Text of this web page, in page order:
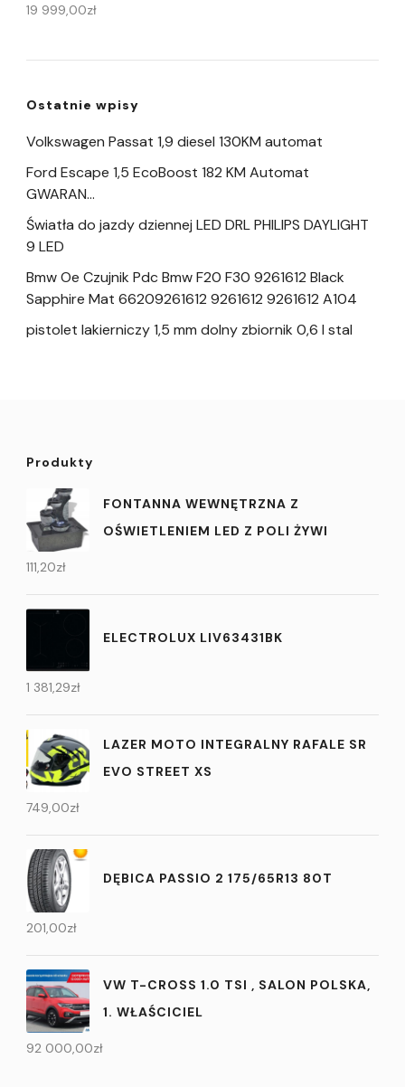
19 999,00zł
Ostatnie wpisy
Volkswagen Passat 1,9 diesel 130KM automat
Ford Escape 1,5 EcoBoost 182 KM Automat
GWARAN…
Światła do jazdy dziennej LED DRL PHILIPS DAYLIGHT
9 LED
Bmw Oe Czujnik Pdc Bmw F20 F30 9261612 Black
Sapphire Mat 66209261612 9261612 9261612 A104
pistolet lakierniczy 1,5 mm dolny zbiornik 0,6 l stal
Produkty
FONTANNA WEWNĘTRZNA Z
OŚWIETLENIEM LED Z POLI ŻYWI
111,20zł
ELECTROLUX LIV63431BK
1 381,29zł
LAZER MOTO INTEGRALNY RAFALE SR
EVO STREET XS
749,00zł
DĘBICA PASSIO 2 175/65R13 80T
201,00zł
VW T-CROSS 1.0 TSI , SALON POLSKA,
1. WŁAŚCICIEL
92 000,00zł